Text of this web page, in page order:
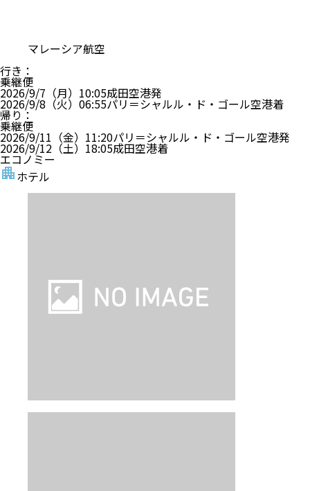
マレーシア航空
行き ：
乗継便
2026/9/7（月） 10:05成田空港発
2026/9/8（火） 06:55パリ＝シャルル・ド・ゴール空港着
帰り ：
乗継便
2026/9/11（金） 11:20パリ＝シャルル・ド・ゴール空港発
2026/9/12（土） 18:05成田空港着
エコノミー
ホテル